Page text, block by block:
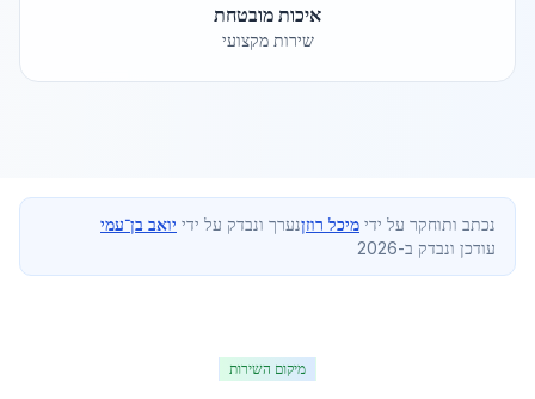
איכות מובטחת
שירות מקצועי
נכתב ותוחקר על ידי מיכל רוזןנערך ונבדק על ידי יואב בן־עמי
עודכן ונבדק ב-2026
מיקום השירות